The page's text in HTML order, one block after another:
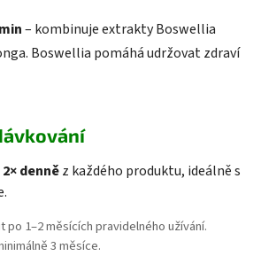
– kombinuje extrakty Boswellia
Boswellia pomáhá udržovat zdraví
denněz každého produktu, ideálně s
1–2 měsících pravidelného užívání.
3 měsíce.